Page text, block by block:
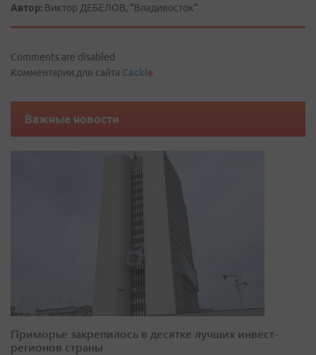
Автор: Виктор ДЕБЕЛОВ, "Владивосток"
Comments are disabled
Комментарии для сайта Cackle
Важные новости
Приморье закрепилось в десятке лучших инвест-
регионов страны